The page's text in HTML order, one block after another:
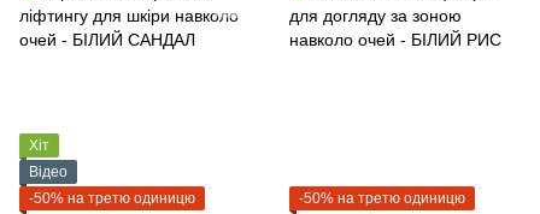
Хіт
Відео
-50% на третю одиницю
-50% на третю одиницю